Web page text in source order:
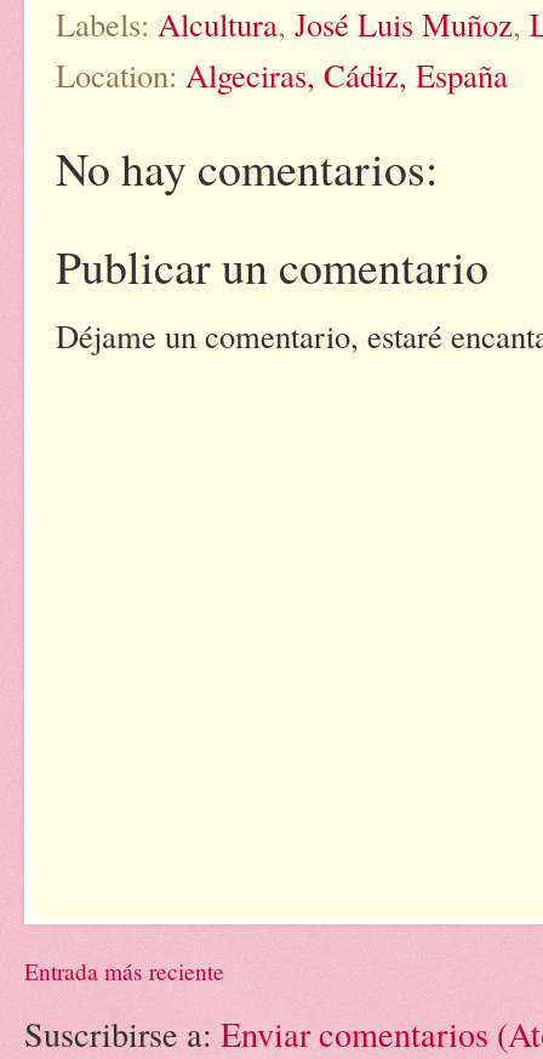
Labels: Alcultura, José Luis Muñoz,
Location: Algeciras, Cádiz, España
No hay comentarios:
Publicar un comentario
Déjame un comentario, estaré
Entrada más reciente
Suscribirse a: Enviar comentarios